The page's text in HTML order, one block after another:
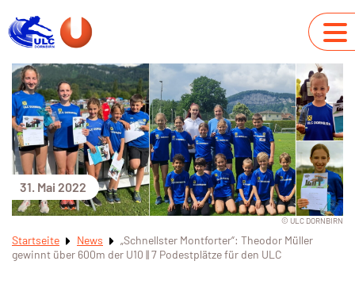
31. Mai 2022
© ULC DORNBIRN
Startseite News
„Schnellster Montforter“: Theodor Müller
gewinnt über 600m der U10 || 7 Podestplätze für den ULC